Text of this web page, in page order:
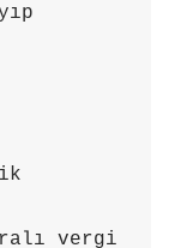
vergi